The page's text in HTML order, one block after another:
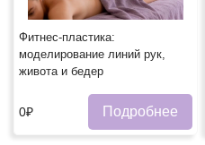
Фитнес-пластика:
моделирование линий рук,
живота и бедер
0₽ Подробнее